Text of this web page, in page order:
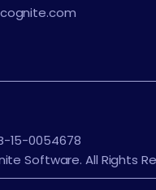
Software. All Rights
15-0054678